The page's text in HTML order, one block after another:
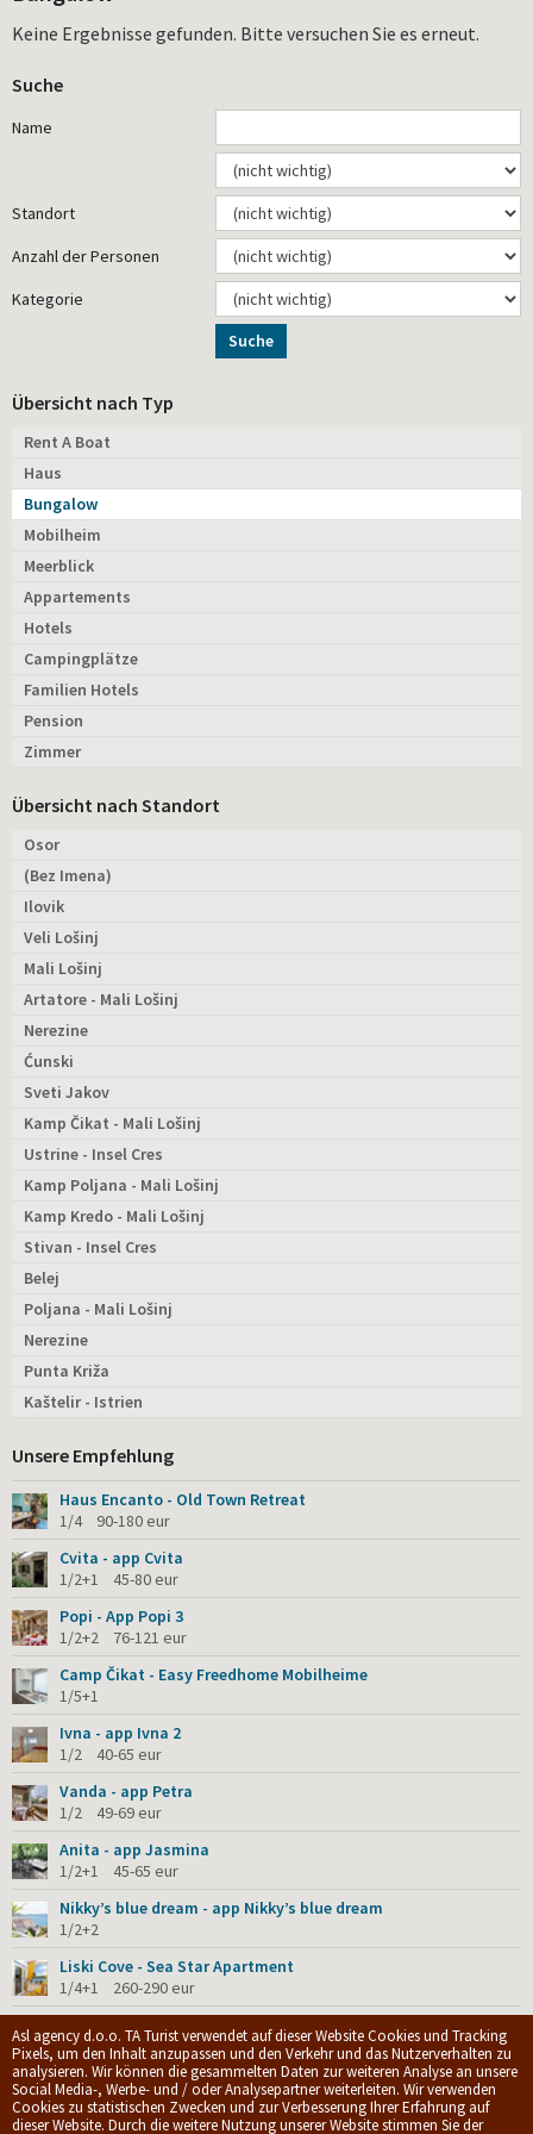
Asl agency d.o.o. TA Turist verwendet auf dieser Website Cookies und Tracking
Pixels, um den Inhalt anzupassen und den Verkehr und das Nutzerverhalten zu
analysieren. Wir können die gesammelten Daten zur weiteren Analyse an unsere
Social Media-, Werbe- und / oder Analysepartner weiterleiten. Wir verwenden
Cookies zu statistischen Zwecken und zur Verbesserung Ihrer Erfahrung auf
dieser Website. Durch die weitere Nutzung unserer Website stimmen Sie der
Keine Ergebnisse gefunden. Bitte versuchen Sie es erneut.
Suche
Name
Standort
Anzahl der Personen
Kategorie
Suche
Übersicht nach Typ
Rent A Boat
Haus
Bungalow
Mobilheim
Meerblick
Appartements
Hotels
Campingplätze
Familien Hotels
Pension
Zimmer
Übersicht nach Standort
Osor
(Bez Imena)
Ilovik
Veli Lošinj
Mali Lošinj
Artatore - Mali Lošinj
Nerezine
Ćunski
Sveti Jakov
Kamp Čikat - Mali Lošinj
Ustrine - Insel Cres
Kamp Poljana - Mali Lošinj
Kamp Kredo - Mali Lošinj
Stivan - Insel Cres
Belej
Poljana - Mali Lošinj
Nerezine
Punta Križa
Kaštelir - Istrien
Unsere Empfehlung
Haus Encanto - Old Town Retreat
1/4 90-180 eur
Cvita - app Cvita
1/2+1 45-80 eur
Popi - App Popi 3
1/2+2 76-121 eur
Camp Čikat - Easy Freedhome Mobilheime
1/5+1
Ivna - app Ivna 2
1/2 40-65 eur
Vanda - app Petra
1/2 49-69 eur
Anita - app Jasmina
1/2+1 45-65 eur
Nikky’s blue dream - app Nikky’s blue dream
1/2+2
Liski Cove - Sea Star Apartment
1/4+1 260-290 eur
Villa Amorosa
1/6
© 2009-2026.ASL Agency d.o.o.|Privacy policy|Allgemeine
Geschäftsbedingungen